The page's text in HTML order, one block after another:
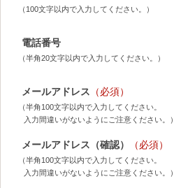
（100文字以内で入力してください。）
電話番号
（半角20文字以内で入力してください。）
メールアドレス （必須）
（半角100文字以内で入力してください。
入力間違いがないようにご注意ください。）
メールアドレス（確認） （必須）
（半角100文字以内で入力してください。
入力間違いがないようにご注意ください。）